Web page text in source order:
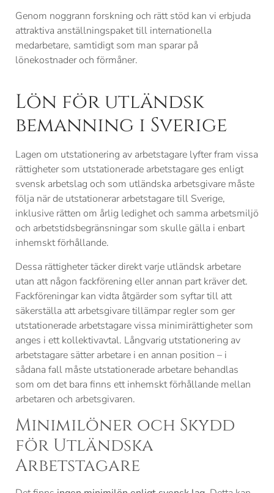
Genom noggrann forskning och rätt stöd kan vi erbjuda
attraktiva anställningspaket till internationella
medarbetare, samtidigt som man sparar på
lönekostnader och förmåner.
Lön för utländsk
bemanning i Sverige
Lagen om utstationering av arbetstagare lyfter fram vissa
rättigheter som utstationerade arbetstagare ges enligt
svensk arbetslag och som utländska arbetsgivare måste
följa när de utstationerar arbetstagare till Sverige,
inklusive rätten om årlig ledighet och samma arbetsmiljö
och arbetstidsbegränsningar som skulle gälla i enbart
inhemskt förhållande.
Dessa rättigheter täcker direkt varje utländsk arbetare
utan att någon fackförening eller annan part kräver det.
Fackföreningar kan vidta åtgärder som syftar till att
säkerställa att arbetsgivare tillämpar regler som ger
utstationerade arbetstagare vissa minimirättigheter som
anges i ett kollektivavtal. Långvarig utstationering av
arbetstagare sätter arbetare i en annan position – i
sådana fall måste utstationerade arbetare behandlas
som om det bara finns ett inhemskt förhållande mellan
arbetaren och arbetsgivaren.
Minimilöner och Skydd
för Utländska
Arbetstagare